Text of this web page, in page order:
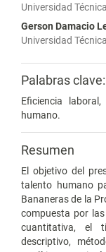
Universidad
Gerson Damacio
Universidad
Palabras clave:
Eficiencia
humano.
Resumen
El objetivo del
talento humano
Bananeras de la
compuesta por
cuantitativa, el
descriptivo,